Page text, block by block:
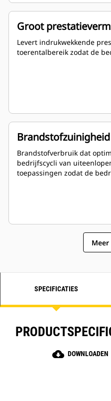
Groot
Levert indrukwekkende
toerentalbereik zodat de
Brandstofzuinigheid
Brandstofverbruik dat
bedrijfscycli van
toepassingen zodat de
Meer
SPECIFICATIES
cloud_download DOWNLOADEN